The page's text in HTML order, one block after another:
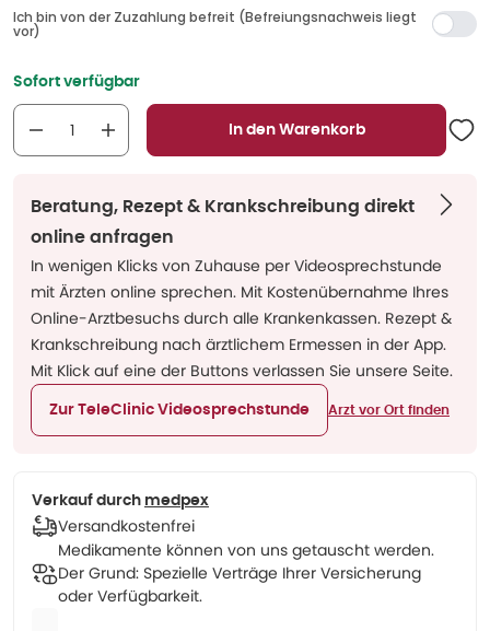
Ich bin von der Zuzahlung befreit (Befreiungsnachweis liegt
vor)
Sofort verfügbar
In den Warenkorb
Beratung, Rezept & Krankschreibung direkt
online anfragen
In wenigen Klicks von Zuhause per Videosprechstunde
mit Ärzten online sprechen. Mit Kostenübernahme Ihres
Online-Arztbesuchs durch alle Krankenkassen. Rezept &
Krankschreibung nach ärztlichem Ermessen in der App.
Mit Klick auf eine der Buttons verlassen Sie unsere Seite.
Zur TeleClinic Videosprechstunde Arzt vor Ort finden
Verkauf durch medpex
Versandkostenfrei
Medikamente können von uns getauscht werden.
Der Grund: Spezielle Verträge Ihrer Versicherung
oder Verfügbarkeit.